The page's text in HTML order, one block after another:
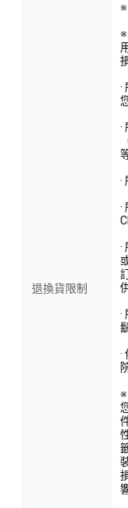
退換貨限制
·
·
·
·